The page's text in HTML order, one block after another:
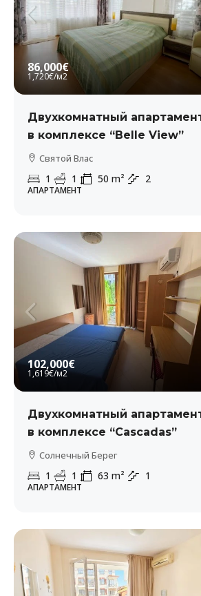
86,000€
1,720€/м2
Двухкомнатный
в комплексе “Belle View”
Святой Влас
1 1 50 m² 2
АПАРТАМЕНТ
102,000€
1,619€/м2
Двухкомнатный
в комплексе “Cascadas”
Солнечный Берег
1 1 63 m² 1
АПАРТАМЕНТ